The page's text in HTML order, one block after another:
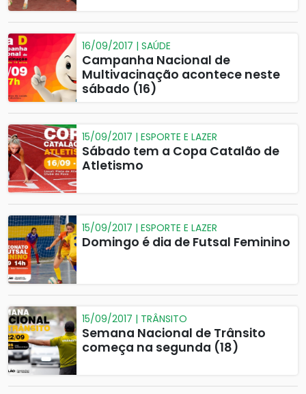
16/09/2017 | SAÚDE
Campanha Nacional de
Multivacinação acontece neste
sábado (16)
15/09/2017 | ESPORTE E LAZER
Sábado tem a Copa Catalão de
Atletismo
15/09/2017 | ESPORTE E LAZER
Domingo é dia de Futsal Feminino
15/09/2017 | TRÂNSITO
Semana Nacional de Trânsito
começa na segunda (18)